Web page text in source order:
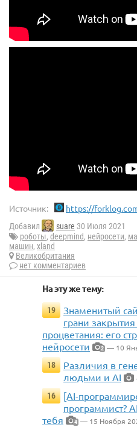
Источник: https://
Добавил suare 30 Июля 2021
роботы, deepmind, нейросети,
машин, xland
Великобритания
нет комментариев
На эту же тему:
19
Знаменитый
грани
процветания: его
нейросети
2 — 10
18
Различия в
людьми и AI
16
[AI-
программист?
тебя
4 — 15 Ноября